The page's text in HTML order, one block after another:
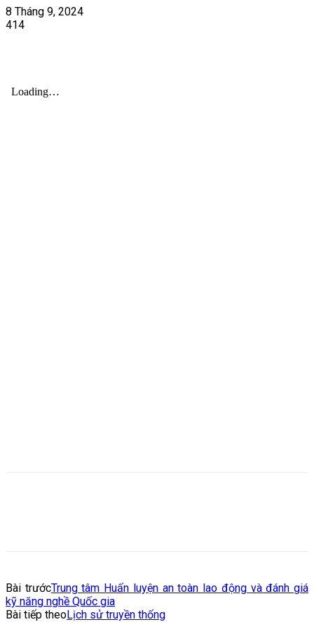
8 Tháng 9, 2024
414
Bài trướcTrung tâm Huấn luyện an toàn lao động và đánh giá
kỹ năng nghề Quốc gia
Bài tiếp theoLịch sử truyền thống